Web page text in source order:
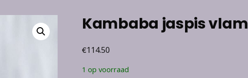
Kambaba jaspis vlam
€114.50
1 op voorraad